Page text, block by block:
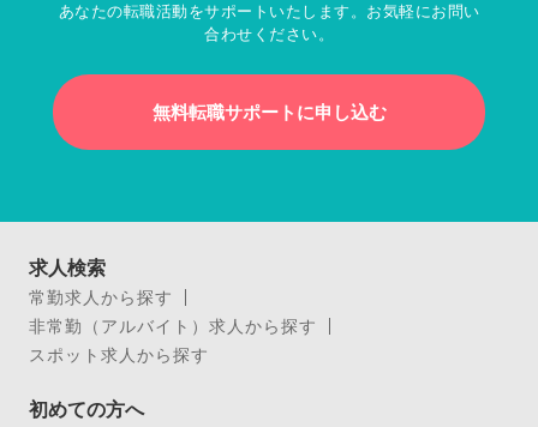
あなたの転職活動をサポートいたします。お気軽にお問い
合わせください。
無料転職サポートに申し込む
求人検索
常勤求人から探す
非常勤（アルバイト）求人から探す
スポット求人から探す
初めての方へ